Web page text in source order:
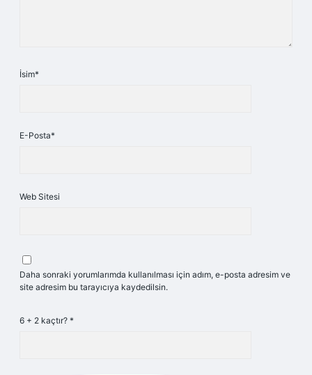
İsim*
E-Posta*
Web Sitesi
Daha sonraki yorumlarımda kullanılması için adım, e-posta adresim ve
site adresim bu tarayıcıya kaydedilsin.
6 + 2 kaçtır? *